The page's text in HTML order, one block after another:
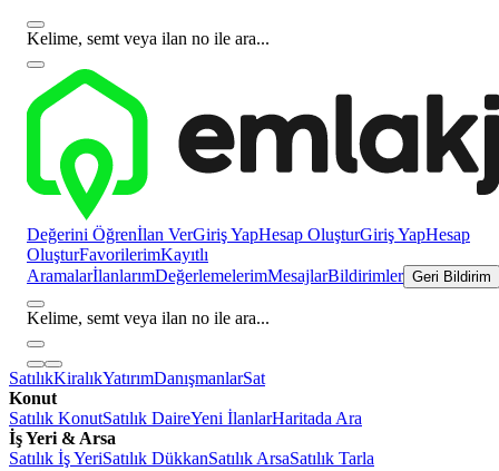
Kelime, semt veya ilan no ile ara...
Değerini Öğrenİlan VerGiriş YapHesap OluşturGiriş YapHesap
OluşturFavorilerimKayıtlı
AramalarİlanlarımDeğerlemelerimMesajlarBildirimler Geri Bildirim
Kelime, semt veya ilan no ile ara...
SatılıkKiralıkYatırımDanışmanlarSat
Konut
Satılık KonutSatılık DaireYeni İlanlarHaritada Ara
İş Yeri & Arsa
Satılık İş YeriSatılık DükkanSatılık ArsaSatılık Tarla